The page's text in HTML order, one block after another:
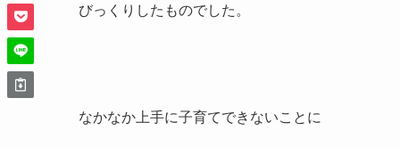
びっくりしたものでした。
なかなか上手に子育てできないことに